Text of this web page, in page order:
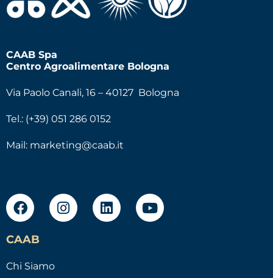
CAAB Spa
Centro Agroalimentare Bologna
Via Paolo Canali, 16 – 40127 Bologna
Tel.: (+39) 051 286 0152
Mail: marketing@caab.it
CAAB
Chi Siamo